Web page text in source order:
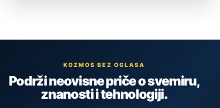
KOZMOS BEZ OGLASA
Podrži neovisne priče o svemiru,
znanosti i tehnologiji.